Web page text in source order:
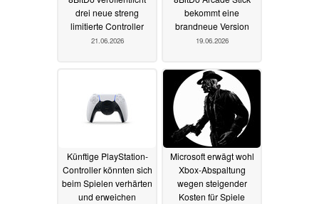
drei neue streng
limitierte Controller
21.06.2026
bekommt eine
brandneue Version
19.06.2026
Künftige PlayStation-
Controller könnten sich
beim Spielen verhärten
und erweichen
Microsoft erwägt wohl
Xbox-Abspaltung
wegen steigender
Kosten für Spiele